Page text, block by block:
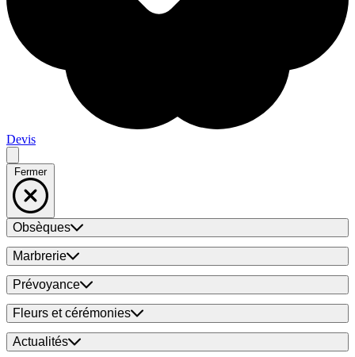
Devis
Fermer
Obsèques
Marbrerie
Prévoyance
Fleurs et cérémonies
Actualités